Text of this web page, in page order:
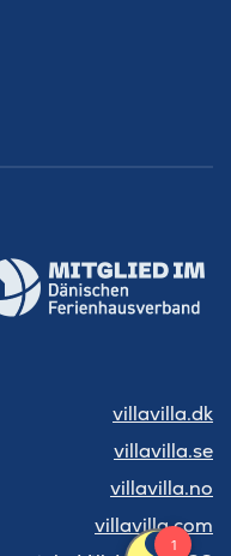
villavilla.dk
villavilla.se
villavilla.no
villavilla.com